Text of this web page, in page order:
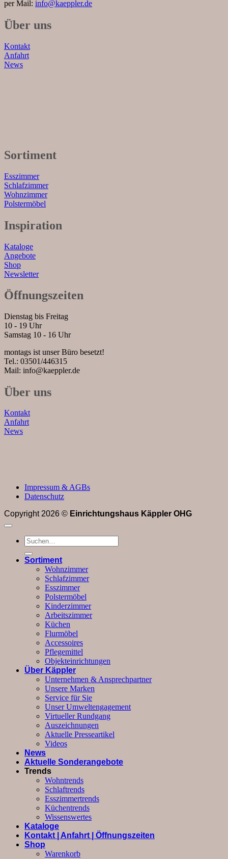
per Mail: info@kaeppler.de
Über uns
Kontakt
Anfahrt
News
Sortiment
Esszimmer
Schlafzimmer
Wohnzimmer
Polstermöbel
Inspiration
Kataloge
Angebote
Shop
Newsletter
Öffnungszeiten
Dienstag bis Freitag
10 - 19 Uhr
Samstag 10 - 16 Uhr
montags ist unser Büro besetzt!
Tel.: 03501/446315
Mail: info@kaeppler.de
Über uns
Kontakt
Anfahrt
News
Impressum & AGBs
Datenschutz
Copyright 2026 © Einrichtungshaus Käppler OHG
Suchen
nach:
Sortiment
Wohnzimmer
Schlafzimmer
Esszimmer
Polstermöbel
Kinderzimmer
Arbeitszimmer
Küchen
Flurmöbel
Accessoires
Pflegemittel
Objekteinrichtungen
Über Käppler
Unternehmen & Ansprechpartner
Unsere Marken
Service für Sie
Unser Umweltengagement
Virtueller Rundgang
Auszeichnungen
Aktuelle Presseartikel
Videos
News
Aktuelle Sonderangebote
Trends
Wohntrends
Schlaftrends
Esszimmertrends
Küchentrends
Wissenswertes
Kataloge
Kontakt | Anfahrt | Öffnungszeiten
Shop
Warenkorb